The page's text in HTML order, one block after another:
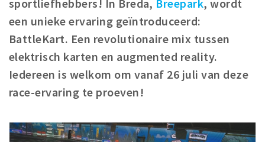
Woonruimte
Inschrijven gemeente
Zorgverzekering
Huisarts en eerste hulp
Q&A
Breda Student Shop
sportliefhebbers! In Breda, Breepark, wordt
een unieke ervaring geïntroduceerd:
BattleKart. Een revolutionaire mix tussen
elektrisch karten en augmented reality.
Iedereen is welkom om vanaf 26 juli van deze
race-ervaring te proeven!